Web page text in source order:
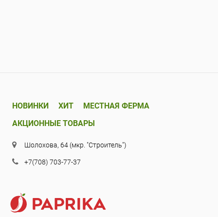
НОВИНКИ ХИТ
МЕСТНАЯ ФЕРМА
АКЦИОННЫЕ ТОВАРЫ
Шолохова, 64 (мкр. "Строитель")
+7(708) 703-77-37